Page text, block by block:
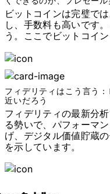
ビットコインは完璧で
し、手数料も高いです
う。ここでビットコイ
フィデリティはこう言う
近いだろう
フィデリティの最新分
る勢いで、パフォーマ
げ、デジタル価値貯蔵
を示しています。